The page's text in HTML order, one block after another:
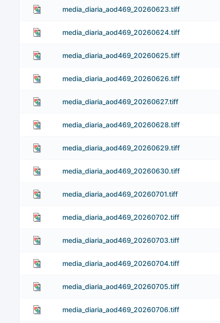
media_diaria_aod469_20260623.tiff
media_diaria_aod469_20260624.tiff
media_diaria_aod469_20260625.tiff
media_diaria_aod469_20260626.tiff
media_diaria_aod469_20260627.tiff
media_diaria_aod469_20260628.tiff
media_diaria_aod469_20260629.tiff
media_diaria_aod469_20260630.tiff
media_diaria_aod469_20260701.tiff
media_diaria_aod469_20260702.tiff
media_diaria_aod469_20260703.tiff
media_diaria_aod469_20260704.tiff
media_diaria_aod469_20260705.tiff
media_diaria_aod469_20260706.tiff